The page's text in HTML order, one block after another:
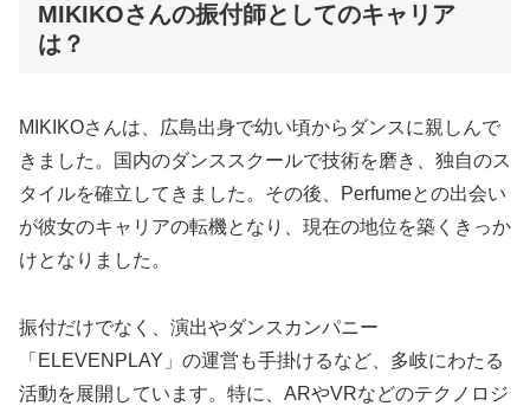
MIKIKOさんの振付師としてのキャリア
は？
MIKIKOさんは、広島出身で幼い頃からダンスに親しんで
きました。国内のダンススクールで技術を磨き、独自のス
タイルを確立してきました。その後、Perfumeとの出会い
が彼女のキャリアの転機となり、現在の地位を築くきっか
けとなりました。
振付だけでなく、演出やダンスカンパニー
「ELEVENPLAY」の運営も手掛けるなど、多岐にわたる
活動を展開しています。特に、ARやVRなどのテクノロジ